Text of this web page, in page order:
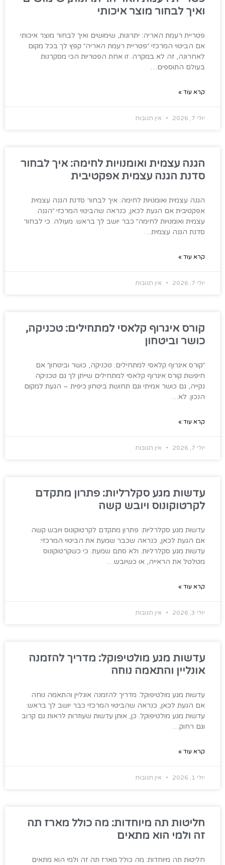
ואיך לבחור מוצר איכותי
פטריית רעמת האריה: יתרונות, שימושים ואיך לבחור מוצר איכותי
אם הביטוי המרכזי ״פטריית רעמת האריה״ קפץ לך בכל מקום
לאחרונה, זה לא במקרה. זו אחת הפטריות הכי מסקרנות
בעולם התוספים…
קרא עוד »
יולי 7, 2026 אין תגובות
הגנה עצמית ואומנויות לחימה: איך לבחור
סדנת הגנה עצמית אפקטיבית
הגנה עצמית ואומנויות לחימה: איך לבחור סדנת הגנה עצמית
אפקטיבית אם הגעת לכאן, כנראה שהביטוי המרכזי ״הגנה
עצמית ואומנויות לחימה״ כבר יושב לך בראש. מעולה. כי לבחור
סדנת הגנה עצמית…
קרא עוד »
יולי 7, 2026 אין תגובות
קורס איגרוף קלאסי למתחילים: טכניקה,
כושר וביטחון
״קורס איגרוף קלאסי למתחילים: טכניקה, כושר וביטחון״ אם
חיפשת קורס איגרוף קלאסי למתחילים שייתן לך גם טכניקה
נקייה, גם כושר אמיתי וגם תחושת ביטחון כיפית – הגעת למקום
הנכון. לא…
קרא עוד »
יולי 7, 2026 אין תגובות
עדשות מגע סקלרליות: פתרון מתקדם
לקרטוקונוס ויובש קשה
עדשות מגע סקלרליות: פתרון מתקדם לקרטוקונוס ויובש קשה
אם הגעת לכאן, כנראה שכבר שמעת את הביטוי המרכזי:
עדשות מגע סקלרליות. ולא סתם שמעת. כי כשקרטוקונוס
מטלטל את הראייה, או כשיובש…
קרא עוד »
יולי 3, 2026 אין תגובות
עדשות מגע מולטיפוקל: מדריך להזמנה
אונליין והתאמה נוחה
עדשות מגע מולטיפוקל: מדריך להזמנה אונליין והתאמה נוחה
אם הגעת לכאן, כנראה שהביטוי המרכזי כבר יושב לך בראש:
עדשות מגע מולטיפוקל. כן, אותן עדשות שעוזרות לראות גם קרוב
וגם רחוק…
קרא עוד »
יולי 1, 2026 אין תגובות
חליטות תה מיוחדות: מה כולל מארז תה
זה ולמי הוא מתאים
חליטות תה מיוחדות: מה כולל מארז תה זה ולמי הוא מתאים